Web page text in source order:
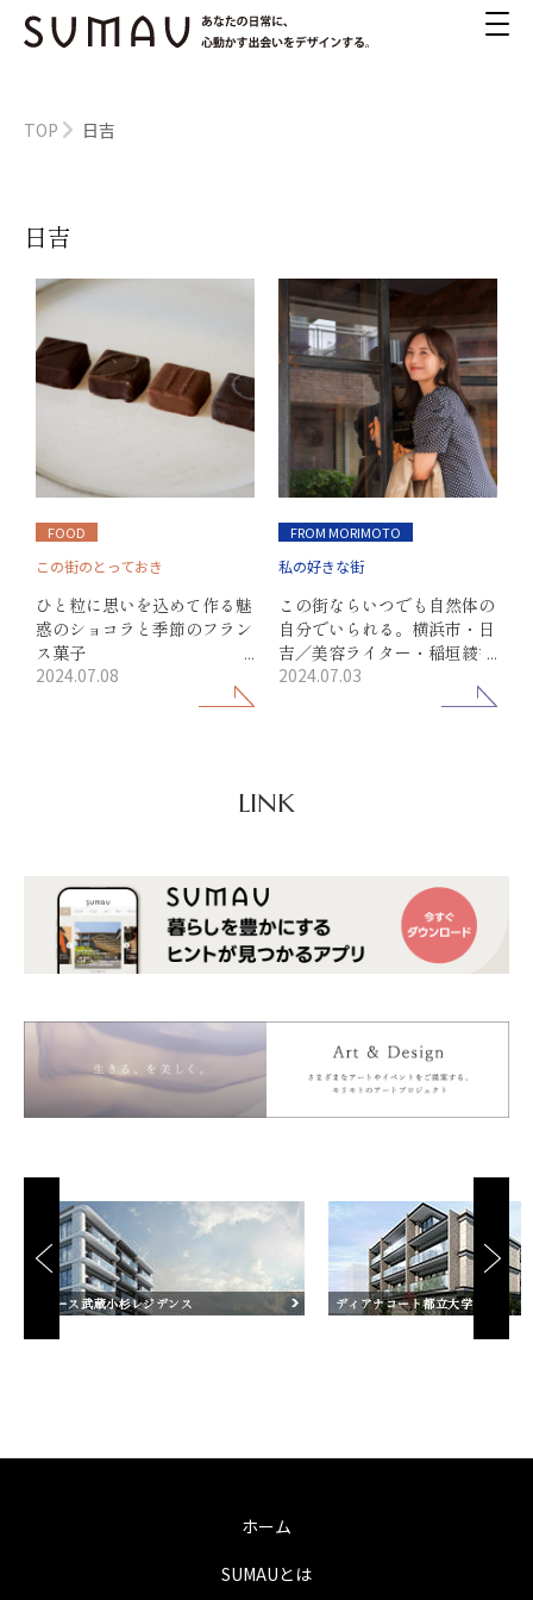
TOP 日吉
日吉
FOOD
この街のとっておき
ひと粒に思いを込めて作る魅
惑のショコラと季節のフラン
ス菓子
日吉／パティスリー ショコ
2024.07.08
FROM MORIMOTO
私の好きな街
この街ならいつでも自然体の
自分でいられる。横浜市・日
吉／美容ライター・稲垣綾香
さん
2024.07.03
LINK
ホーム
SUMAUとは